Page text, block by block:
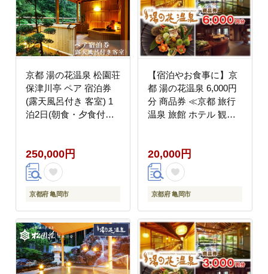
京都 湯の花温泉 松園荘
保津川亭 ペア 宿泊券
(露天風呂付き 客室) 1
泊2日(朝食・夕食付き)
チケット クーポン 旅行
券≫
250,000円
京都府 亀岡市
【宿泊やお食事に】京
都 湯の花温泉 6,000円
分 商品券 ≪京都 旅行
温泉 旅館 ホテル 観光
20,000円
京都府 亀岡市